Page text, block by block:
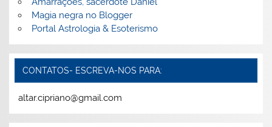
Magia negra no Blogger
Portal Astrologia & Esoterismo
CONTATOS- ESCREVA-NOS PARA:
altar.cipriano@gmail.com